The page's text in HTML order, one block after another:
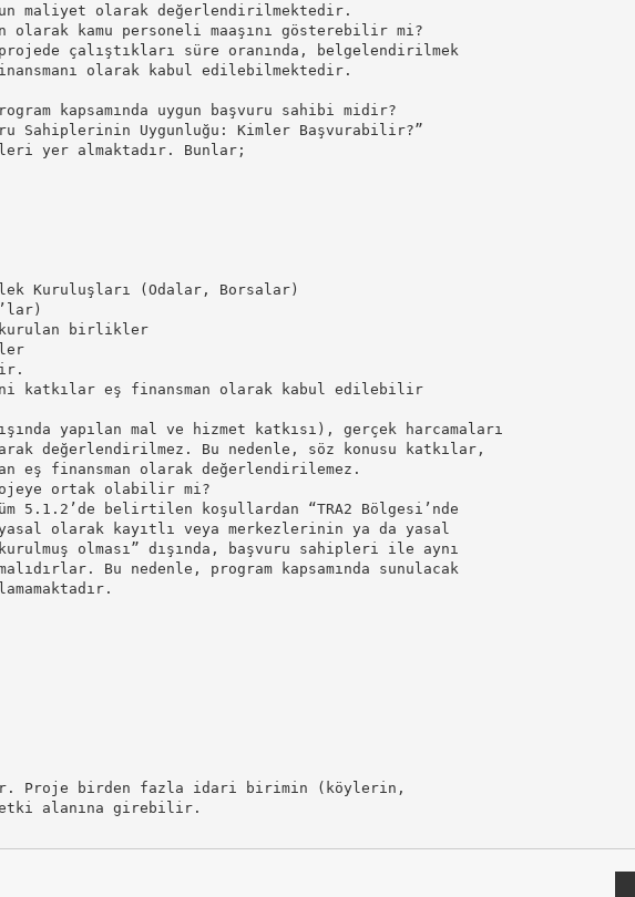
maliyet olarak değerlendirilmektedir.
olarak kamu personeli maaşını gösterebilir mi?
çalıştıkları süre oranında, belgelendirilmek
olarak kabul edilebilmektedir.
kapsamında uygun başvuru sahibi midir?
Sahiplerinin Uygunluğu: Kimler Başvurabilir?”
yer almaktadır. Bunlar;
Kuruluşları (Odalar, Borsalar)
kurulan birlikler
katkılar eş finansman olarak kabul edilebilir
yapılan mal ve hizmet katkısı), gerçek harcamaları
değerlendirilmez. Bu nedenle, söz konusu katkılar,
eş finansman olarak değerlendirilemez.
ortak olabilir mi?
5.1.2’de belirtilen koşullardan “TRA2 Bölgesi’nde
olarak kayıtlı veya merkezlerinin ya da yasal
olması” dışında, başvuru sahipleri ile aynı
Bu nedenle, program kapsamında sunulacak
Proje birden fazla idari birimin (köylerin,
alanına girebilir.